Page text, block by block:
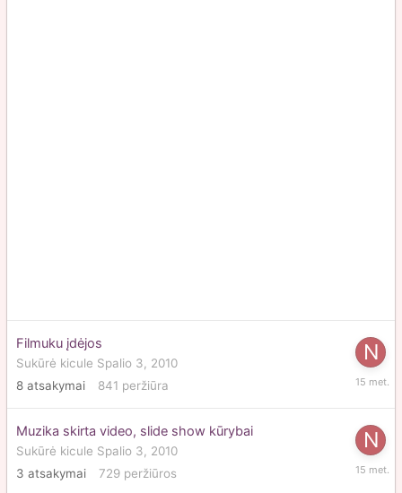
Filmuku įdėjos
Sukūrė kicule Spalio 3, 2010
8 atsakymai 841 peržiūra
Spalio
Muzika skirta video, slide show kūrybai
Sukūrė kicule Spalio 3, 2010
3 atsakymai 729 peržiūros
Spalio